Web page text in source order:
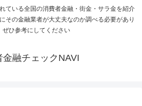
ている全国の消費者金融・街金・サラ金を紹介
その金融業者が大丈夫なのか調べる必要があり
ぜひ参考にしてください
金融チェックNAVI